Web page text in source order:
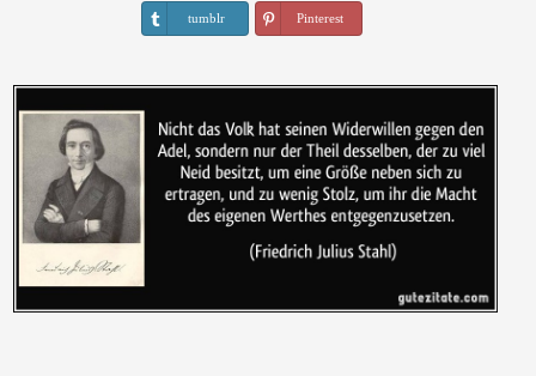
tumblr Pinterest